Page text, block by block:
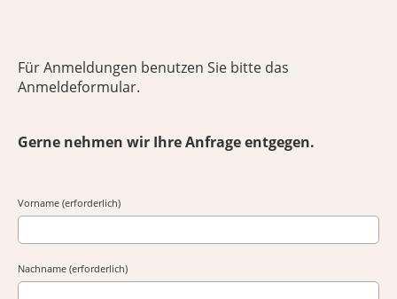
Für Anmeldungen benutzen Sie bitte das
Anmeldeformular.
Gerne nehmen wir Ihre Anfrage entgegen.
Vorname (erforderlich)
Nachname (erforderlich)